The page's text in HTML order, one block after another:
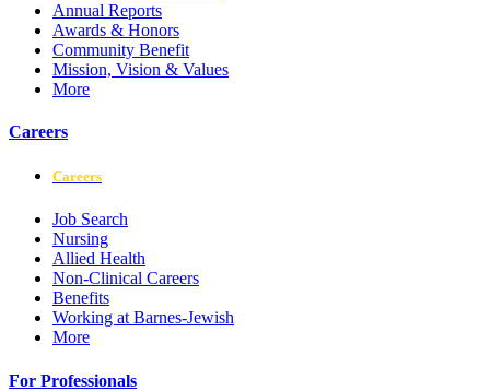
Annual Reports
Awards & Honors
Community Benefit
Mission, Vision & Values
More
Careers
Careers
Job Search
Nursing
Allied Health
Non-Clinical Careers
Benefits
Working at Barnes-Jewish
More
For Professionals